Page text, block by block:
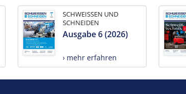
SCHWEISSEN UND
SCHNEIDEN
Ausgabe 6 (2026)
› mehr erfahren